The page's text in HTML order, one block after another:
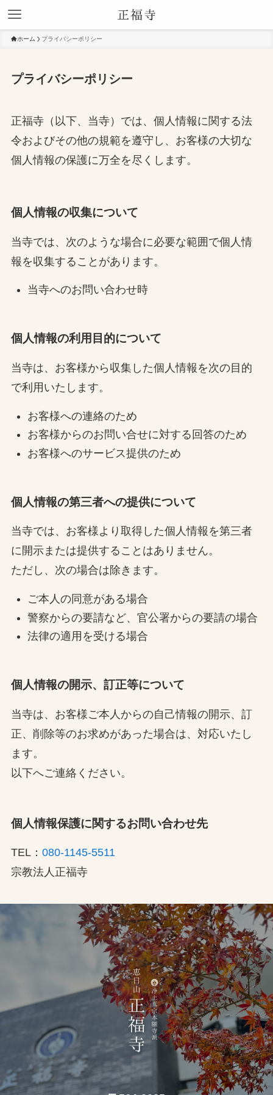
ホーム プライバシーポリシー
プライバシーポリシー
正福寺（以下、当寺）では、個人情報に関する法
令およびその他の規範を遵守し、お客様の大切な
個人情報の保護に万全を尽くします。
個人情報の収集について
当寺では、次のような場合に必要な範囲で個人情
報を収集することがあります。
当寺へのお問い合わせ時
個人情報の利用目的について
当寺は、お客様から収集した個人情報を次の目的
で利用いたします。
お客様への連絡のため
お客様からのお問い合せに対する回答のため
お客様へのサービス提供のため
個人情報の第三者への提供について
当寺では、お客様より取得した個人情報を第三者
に開示または提供することはありません。
ただし、次の場合は除きます。
ご本人の同意がある場合
警察からの要請など、官公署からの要請の場合
法律の適用を受ける場合
個人情報の開示、訂正等について
当寺は、お客様ご本人からの自己情報の開示、訂
正、削除等のお求めがあった場合は、対応いたし
ます。
以下へご連絡ください。
個人情報保護に関するお問い合わせ先
TEL： 080-1145-5511
宗教法人正福寺